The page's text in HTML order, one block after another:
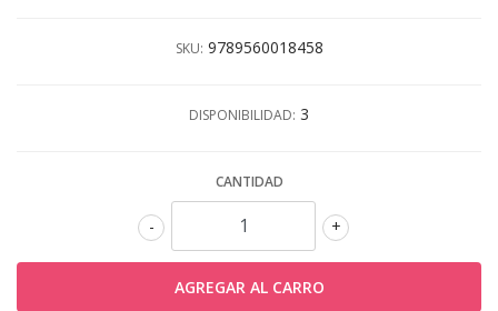
SKU: 9789560018458
DISPONIBILIDAD: 3
CANTIDAD
+
-